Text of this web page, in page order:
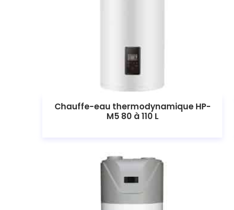
Chauffe-eau thermodynamique HP-
M5 80 à 110 L